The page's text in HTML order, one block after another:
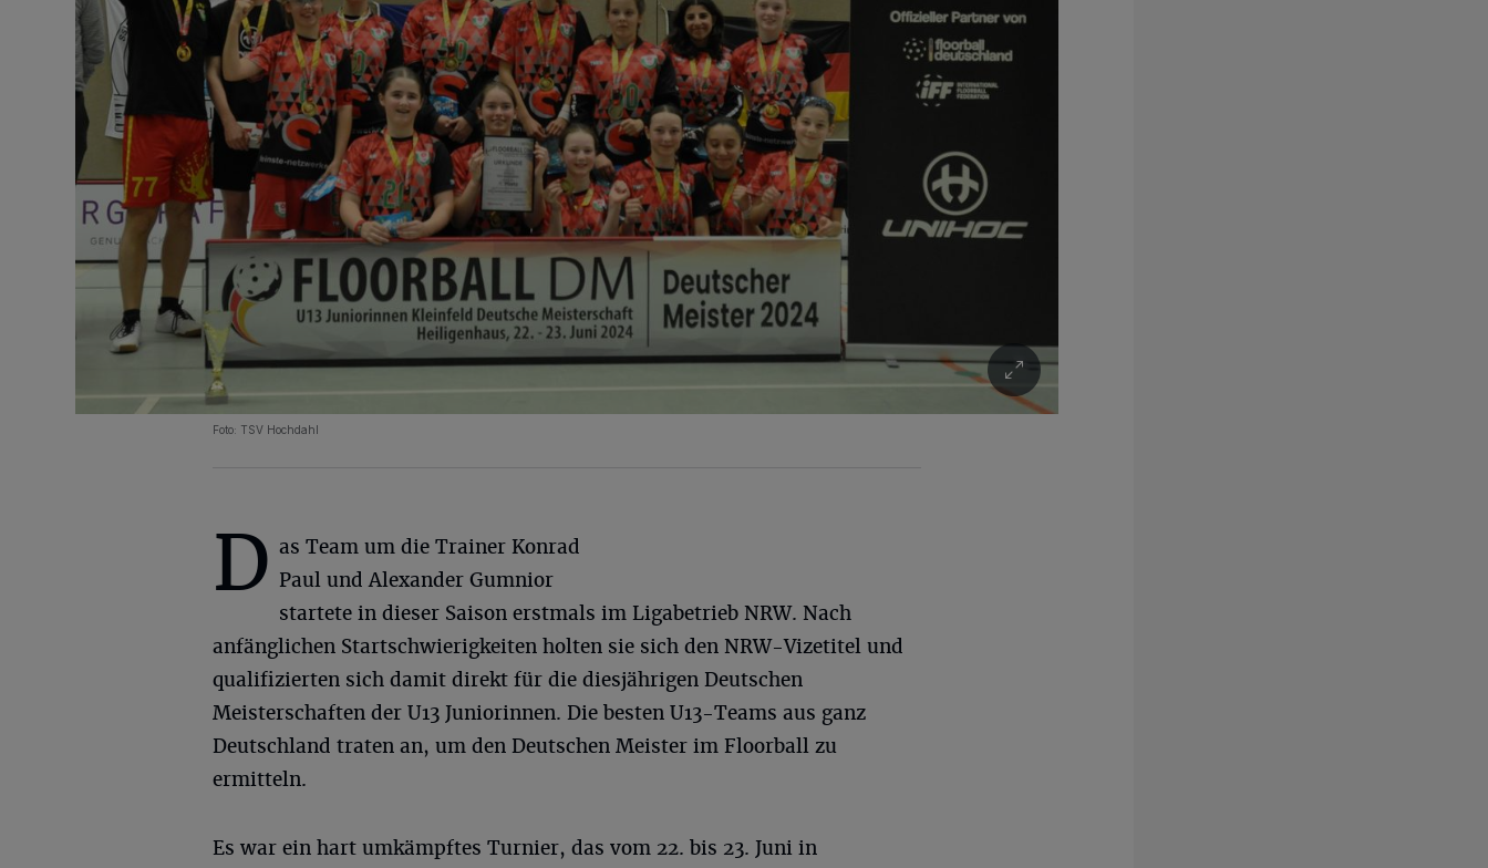
Foto: TSV Hochdahl
D as Team um die Trainer Konrad
Paul und Alexander Gumnior
startete in dieser Saison erstmals im Ligabetrieb NRW. Nach
anfänglichen Startschwierigkeiten holten sie sich den NRW-Vizetitel und
qualifizierten sich damit direkt für die diesjährigen Deutschen
Meisterschaften der U13 Juniorinnen. Die besten U13-Teams aus ganz
Deutschland traten an, um den Deutschen Meister im Floorball zu
ermitteln.
Es war ein hart umkämpftes Turnier, das vom 22. bis 23. Juni in